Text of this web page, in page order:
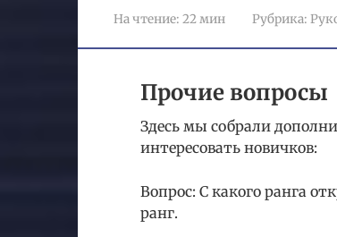
На чтение: 22 мин Рубрика:
Прочие вопросы
Здесь мы собрали
интересовать новичков:
Вопрос: С какого ранга
ранг.